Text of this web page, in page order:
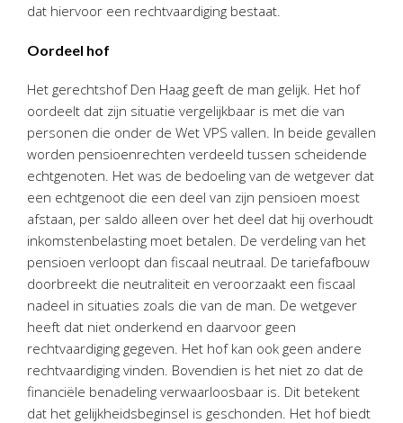
dat hiervoor een rechtvaardiging bestaat.
Oordeel hof
Het gerechtshof Den Haag geeft de man gelijk. Het hof
oordeelt dat zijn situatie vergelijkbaar is met die van
personen die onder de Wet VPS vallen. In beide gevallen
worden pensioenrechten verdeeld tussen scheidende
echtgenoten. Het was de bedoeling van de wetgever dat
een echtgenoot die een deel van zijn pensioen moest
afstaan, per saldo alleen over het deel dat hij overhoudt
inkomstenbelasting moet betalen. De verdeling van het
pensioen verloopt dan fiscaal neutraal. De tariefafbouw
doorbreekt die neutraliteit en veroorzaakt een fiscaal
nadeel in situaties zoals die van de man. De wetgever
heeft dat niet onderkend en daarvoor geen
rechtvaardiging gegeven. Het hof kan ook geen andere
rechtvaardiging vinden. Bovendien is het niet zo dat de
financiële benadeling verwaarloosbaar is. Dit betekent
dat het gelijkheidsbeginsel is geschonden. Het hof biedt